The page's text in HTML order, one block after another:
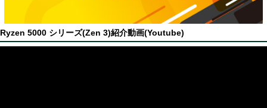
Ryzen 5000 シリーズ(Zen 3)紹介動画(Youtube)